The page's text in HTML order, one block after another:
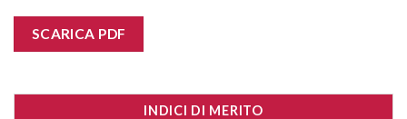
SCARICA PDF
INDICI DI MERITO